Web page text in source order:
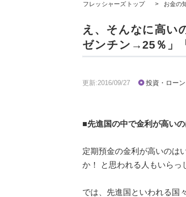
フレッシャーズトップ > お金の
え、そんなに高い
ゼンチン→25％」
更新:2016/09/27 投資・ローン
■先進国の中で金利が高い
定期預金の金利が高いのは
か！ と思われる人もいらっ
では、先進国といわれる国